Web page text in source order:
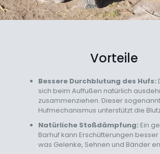
Vorteile
Bessere Durchblutung des Hufs:
sich beim Auffußen natürlich
zusammenziehen. Dieser
Hufmechanismus unterstützt die
Natürliche Stoßdämpfung: Ein
Barhuf kann Erschütterungen
was Gelenke, Sehnen und Bänder